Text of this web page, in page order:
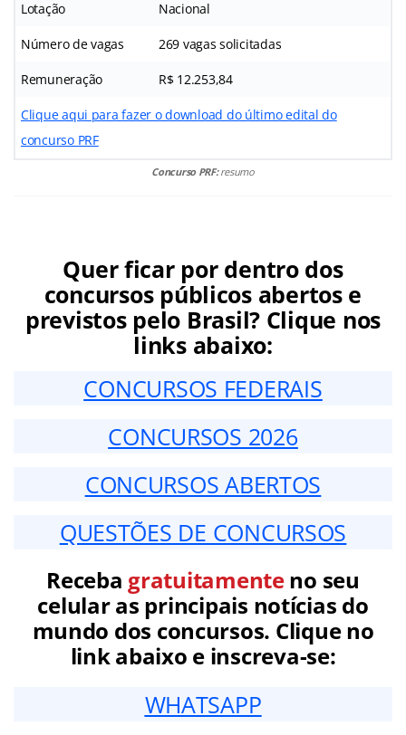
Lotação Nacional
Número de vagas 269 vagas solicitadas
Remuneração R$ 12.253,84
Clique aqui para fazer o download do último edital do
concurso PRF
Concurso PRF:resumo
Quer ficar por dentro dos
concursos públicos abertos e
previstos pelo Brasil? Clique nos
links abaixo:
CONCURSOS FEDERAIS
CONCURSOS 2026
CONCURSOS ABERTOS
QUESTÕES DE CONCURSOS
Receba gratuitamenteno seu
celular as principais notícias do
mundo dos concursos. Clique no
link abaixo e inscreva-se:
WHATSAPP